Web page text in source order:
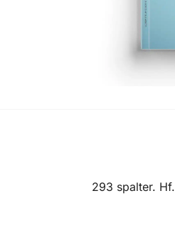
293 spalter. Hf.